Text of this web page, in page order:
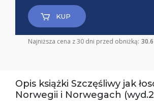
KUP
Najniższa cena z 30 dni przed obniżką:
Opis książki Szczęśliwy jak
Norwegii i Norwegach